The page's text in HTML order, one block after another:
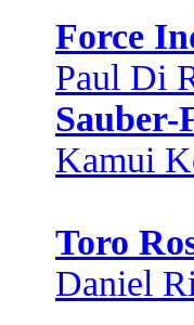
Force
Paul Di
Kamui
Toro
Daniel